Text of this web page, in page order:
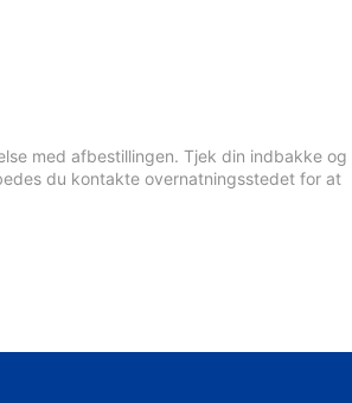
med afbestillingen. Tjek din indbakke og
du kontakte overnatningsstedet for at